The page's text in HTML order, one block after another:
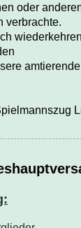
oder
verbrachte.